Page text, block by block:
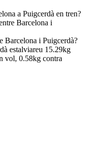
a Puigcerdà en tren?
Barcelona i
Barcelona i Puigcerdà?
estalviareu 15.29kg
vol, 0.58kg contra